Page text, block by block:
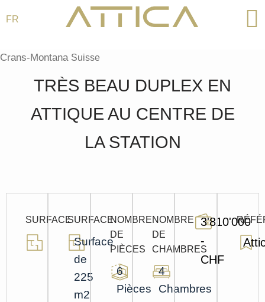
contenu
FR
Crans-Montana Suisse
TRÈS BEAU DUPLEX EN
ATTIQUE AU CENTRE DE
LA STATION
SURFACESURFACE
Surface
de
225
m2
NOMBRE
DE
PIÈCES
6
Pièces
NOMBRE
DE
CHAMBRES
4
Chambres
3'810'000
-
CHF